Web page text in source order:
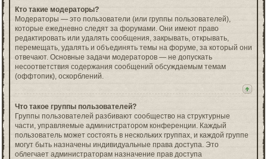
Кто такие модераторы?
Модераторы — это пользователи (или группы пользователей),
которые ежедневно следят за форумами. Они имеют право
редактировать или удалять сообщения, закрывать, открывать,
перемещать, удалять и объединять темы на форуме, за который они
отвечают. Основные задачи модераторов — не допускать
несоответствия содержания сообщений обсуждаемым темам
(оффтопик), оскорблений.
Что такое группы пользователей?
Группы пользователей разбивают сообщество на структурные
части, управляемые администратором конференции. Каждый
пользователь может состоять в нескольких группах, и каждой группе
могут быть назначены индивидуальные права доступа. Это
облегчает администраторам назначение прав доступа